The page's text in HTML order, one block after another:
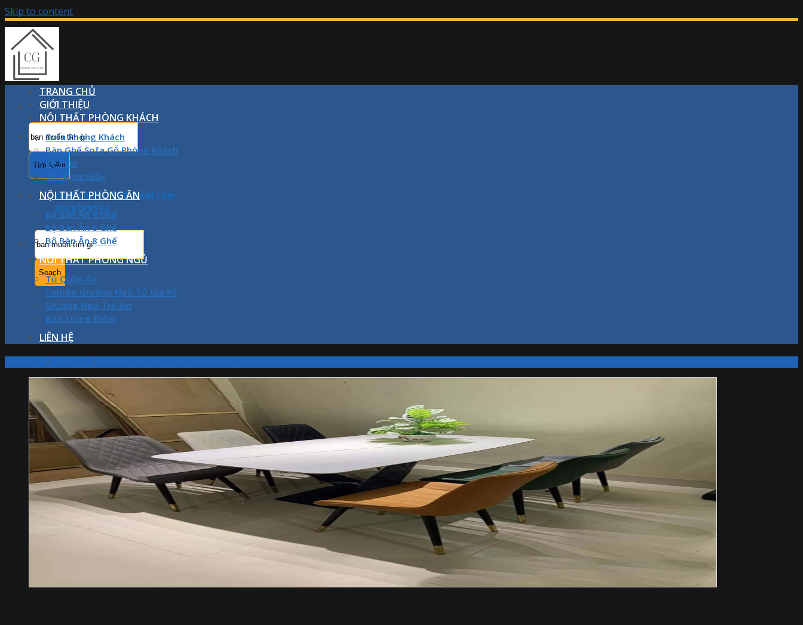
Skip to content
chinhphan1709@gmail.com
0326789514
TRANG CHỦ
GIỚI THIỆU
NỘI THẤT PHÒNG KHÁCH
Sofa Phòng Khách
Bàn Ghế Sofa Gỗ Phòng Khách
Kệ Ti Vi
Tủ Đựng Giầy
NỘI THẤT PHÒNG ĂN
Bộ Bàn Ăn 4 Ghế
Bộ Bàn Ăn 6 Ghế
Bộ Bàn Ăn 8 Ghế
NỘI THẤT PHÒNG NGỦ
Tủ Quần Áo
ComBo Giường Ngủ Tủ Giá Rẻ
Giường Ngủ Trẻ Em
Bàn Trang Điểm
LIÊN HỆ
/ /